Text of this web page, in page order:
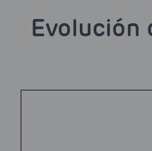
Evolución